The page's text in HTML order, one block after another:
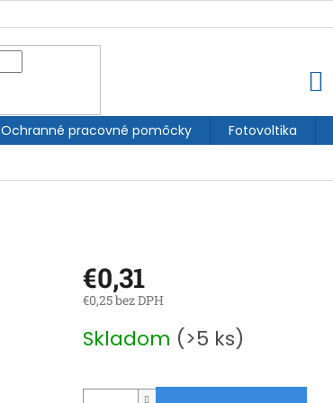
Ochranné pracovné pomôcky Fotovoltika
€0,31
€0,25 bez DPH
cena:
Skladom (>5 ks)